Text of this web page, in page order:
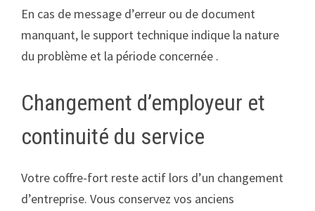
En cas de message d’erreur ou de document
manquant, le support technique indique la nature
du problème et la période concernée .
Changement d’employeur et
continuité du service
Votre coffre-fort reste actif lors d’un changement
d’entreprise. Vous conservez vos anciens